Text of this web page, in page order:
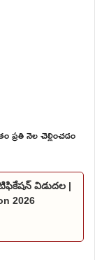
నెల చెల్లించడం
విడుదల |
2026